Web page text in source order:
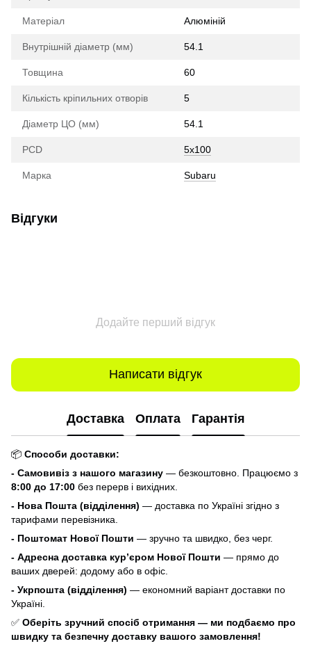
Матеріал Алюміній
Внутрішній діаметр (мм) 54.1
Товщина 60
Кількість кріпильних отворів 5
Діаметр ЦО (мм) 54.1
PCD 5x100
Марка Subaru
Відгуки
Додайте перший відгук
Написати відгук
Доставка Оплата Гарантія
📦 Способи доставки:
- Самовивіз з нашого магазину — безкоштовно. Працюємо з
8:00 до 17:00 без перерв і вихідних.
- Нова Пошта (відділення) — доставка по Україні згідно з
тарифами перевізника.
- Поштомат Нової Пошти — зручно та швидко, без черг.
- Адресна доставка кур’єром Нової Пошти — прямо до
ваших дверей: додому або в офіс.
- Укрпошта (відділення) — економний варіант доставки по
Україні.
✅ Оберіть зручний спосіб отримання — ми подбаємо про
швидку та безпечну доставку вашого замовлення!